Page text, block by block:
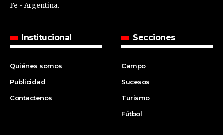
Fe - Argentina.
Institucional
Quiénes somos
Publicidad
Contactenos
Secciones
Campo
Sucesos
Turismo
Fútbol